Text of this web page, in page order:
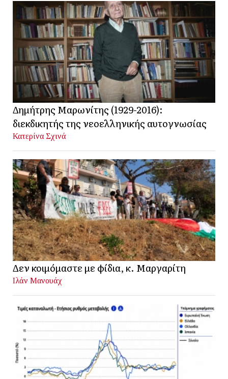
Δημήτρης Μαρωνίτης (1929-2016):
διεκδικητής της νεοελληνικής αυτογνωσίας
Κατερίνα Σχινά
Δεν κοιμόμαστε με φίδια, κ. Μαργαρίτη
Ιλάν Μανουάχ